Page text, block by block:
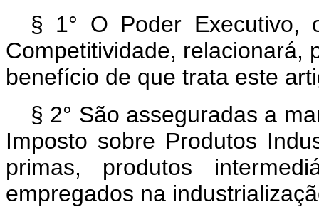
§ 1° O Poder Executivo,
Competitividade, relacionará,
benefício de que trata este
§ 2° São asseguradas a
Imposto sobre Produtos
primas, produtos
empregados na